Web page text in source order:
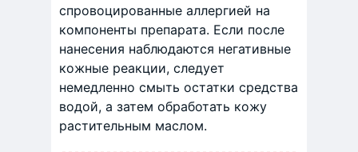
спровоцированные аллергией на
компоненты препарата. Если после
нанесения наблюдаются негативные
кожные реакции, следует
немедленно смыть остатки средства
водой, а затем обработать кожу
растительным маслом.